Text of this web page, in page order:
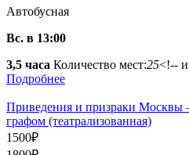
Автобусная
Вс. в 13:00
3,5 часа Количество мест:25<!--
Подробнее
Приведения и призраки Москвы
графом (театрализованная)
1500₽